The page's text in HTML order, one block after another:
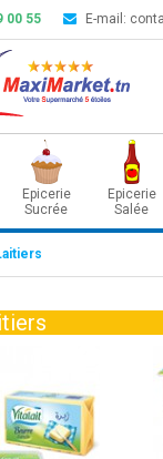
00 55 E-mail:
Epicerie
Sucrée
Epicerie
Salée